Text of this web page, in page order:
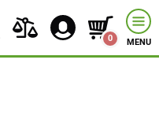
0 MENU